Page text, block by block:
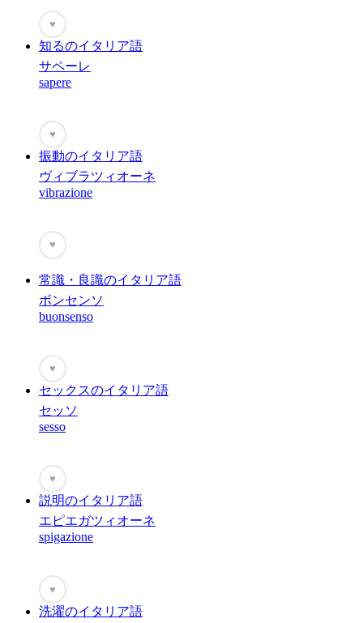
♥
知るのイタリア語
サペーレ
sapere
♥
振動のイタリア語
ヴィブラツィオーネ
vibrazione
♥
常識・良識のイタリア語
ボンセンソ
buonsenso
♥
セックスのイタリア語
セッソ
sesso
♥
説明のイタリア語
エピエガツィオーネ
spigazione
♥
洗濯のイタリア語